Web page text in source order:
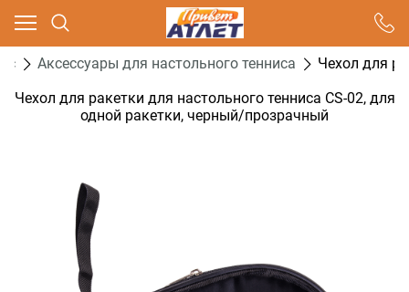
Аксессуары для настольного тенниса
Чехол для
Чехол для ракетки для настольного тенниса CS-02, для
одной ракетки, черный/прозрачный
Ваш город - Москва,
угадали?
ДА НЕТ